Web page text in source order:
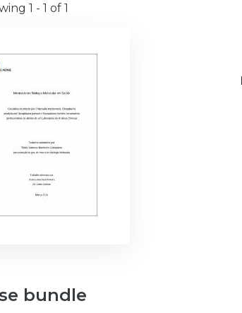
1 - 1 of 1
bundle